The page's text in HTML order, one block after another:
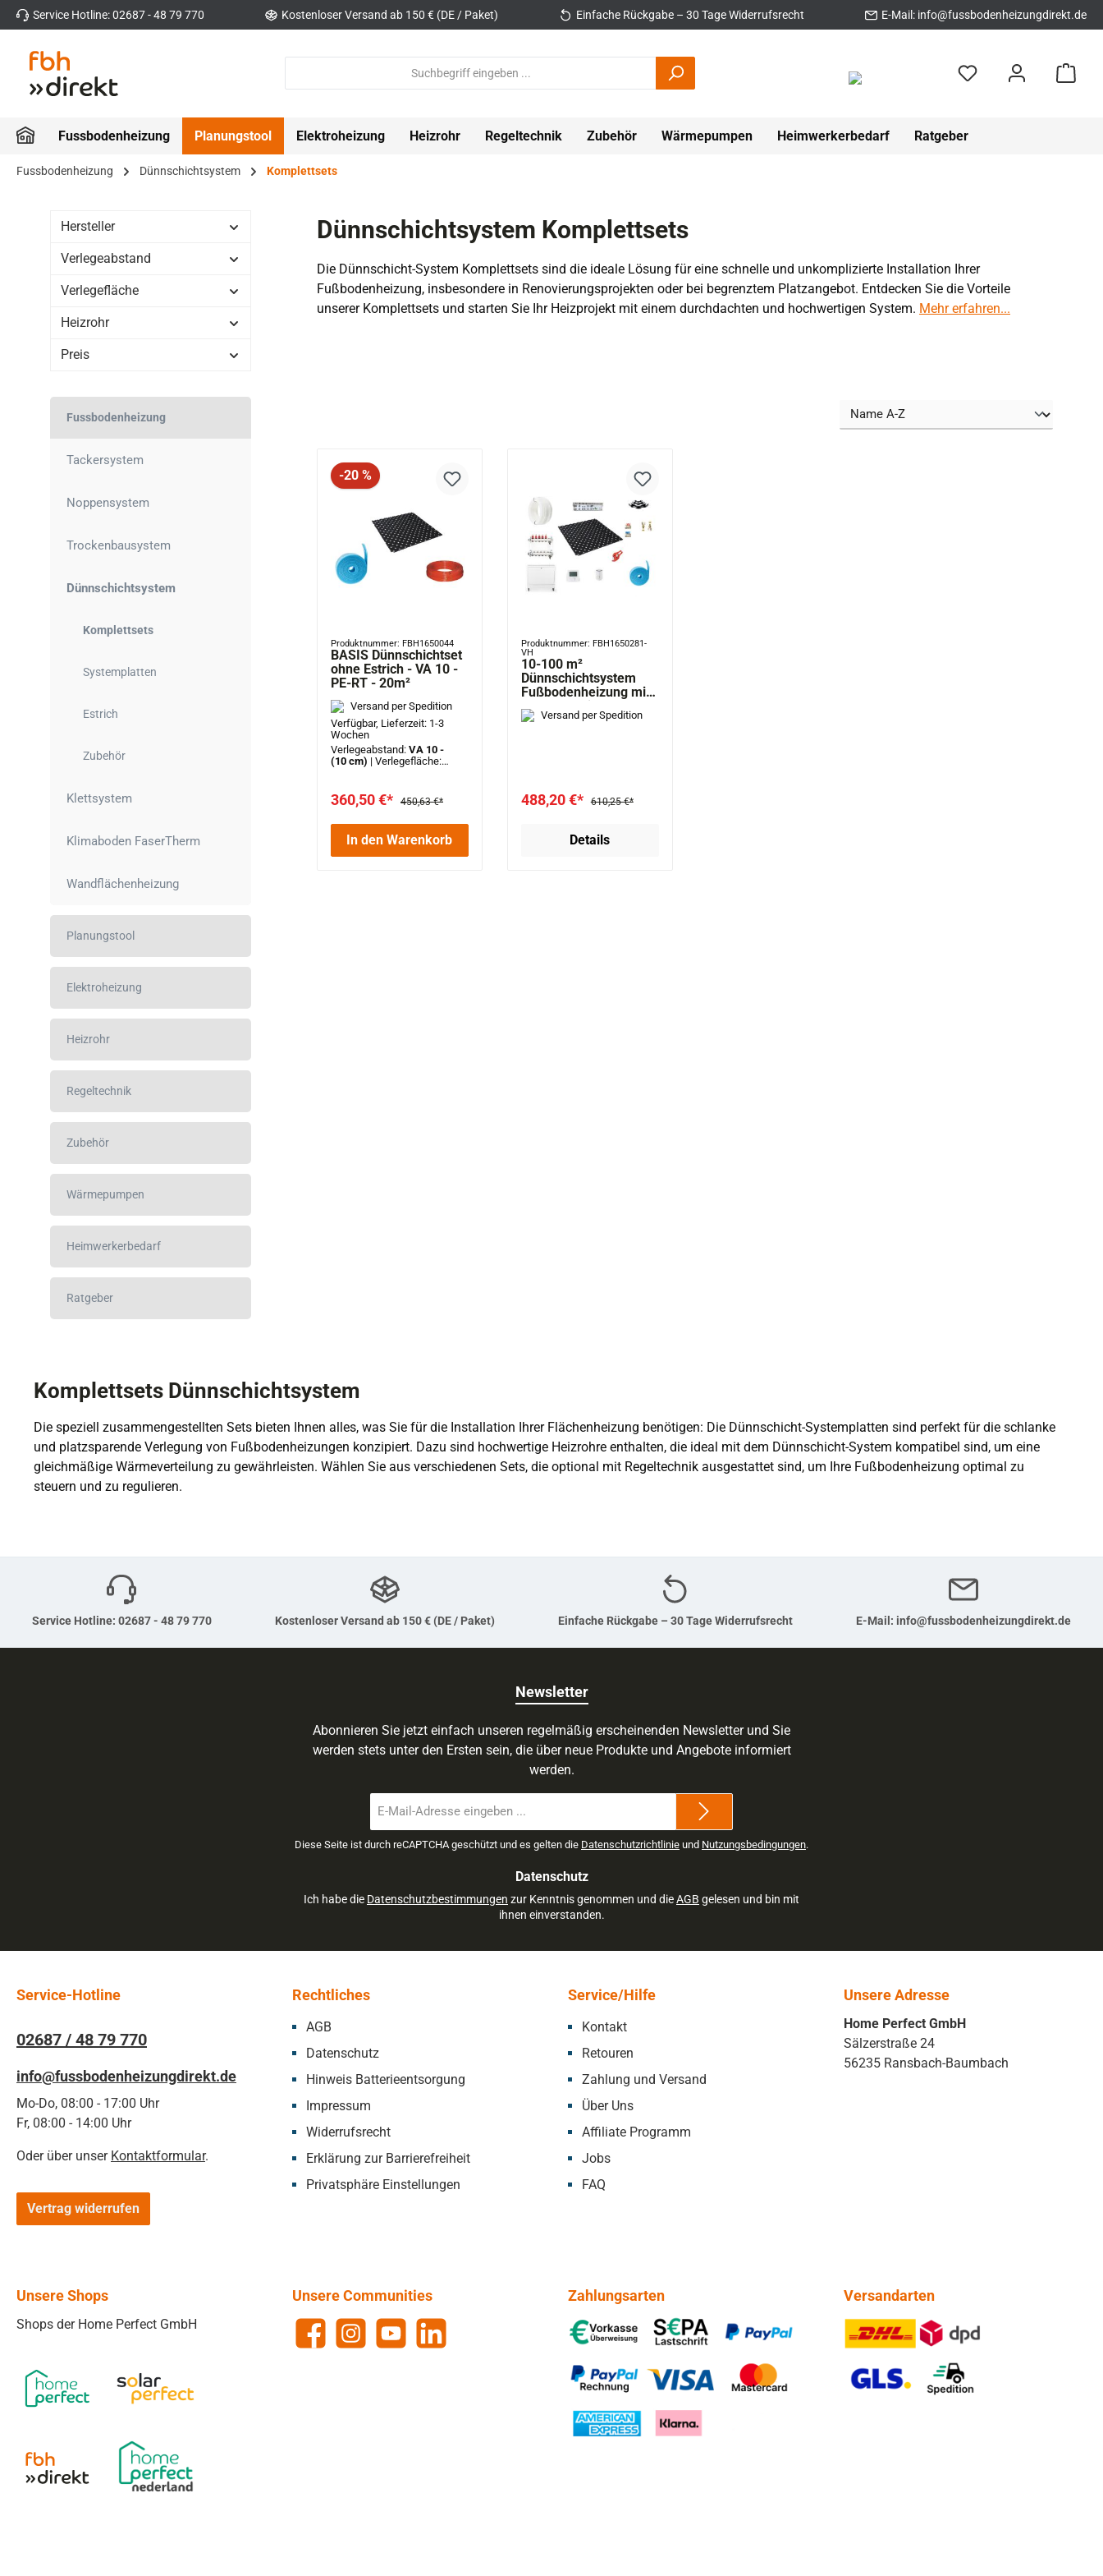
Hauptinhalt springen
Zur Suche springen
Zur Hauptnavigation springen
Service Hotline: 02687 - 48 79 770 Kostenloser Versand ab 150 € (DE / Paket) Einfache Rückgabe – 30 Tage Widerrufsrecht E-Mail: info@fussbodenheizungdirekt.de
Fussbodenheizung Planungstool Elektroheizung Heizrohr Regeltechnik Zubehör Wärmepumpen Heimwerkerbedarf Ratgeber
Fussbodenheizung Dünnschichtsystem Komplettsets
Hersteller
Verlegeabstand
Verlegefläche
Heizrohr
Preis
Fussbodenheizung
Tackersystem
Noppensystem
Trockenbausystem
Dünnschichtsystem
Komplettsets
Systemplatten
Estrich
Zubehör
Klettsystem
Klimaboden FaserTherm
Wandflächenheizung
Planungstool
Elektroheizung
Heizrohr
Regeltechnik
Zubehör
Wärmepumpen
Heimwerkerbedarf
Ratgeber
Dünnschichtsystem Komplettsets
Die Dünnschicht-System Komplettsets sind die ideale Lösung für eine schnelle und unkomplizierte Installation Ihrer
Fußbodenheizung, insbesondere in Renovierungsprojekten oder bei begrenztem Platzangebot. Entdecken Sie die Vorteile
unserer Komplettsets und starten Sie Ihr Heizprojekt mit einem durchdachten und hochwertigen System. Mehr erfahren...
Rabatt
-20 %
Produktnummer: FBH1650044
BASIS Dünnschichtset
ohne Estrich - VA 10 -
PE-RT - 20m²
Versand per Spedition
Verfügbar, Lieferzeit: 1-3
Wochen
Verlegeabstand: VA 10 -
(10 cm) | Verlegefläche:
360,50 €* 450,63 €*
In den Warenkorb
Produktnummer: FBH1650281-
VH
10-100 m²
Dünnschichtsystem
Fußbodenheizung mit
Regeltechnik
Versand per Spedition
488,20 €* 610,25 €*
Details
Komplettsets Dünnschichtsystem
Die speziell zusammengestellten Sets bieten Ihnen alles, was Sie für die Installation Ihrer Flächenheizung benötigen: Die Dünnschicht-Systemplatten sind perfekt für die schlanke
und platzsparende Verlegung von Fußbodenheizungen konzipiert. Dazu sind hochwertige Heizrohre enthalten, die ideal mit dem Dünnschicht-System kompatibel sind, um eine
gleichmäßige Wärmeverteilung zu gewährleisten. Wählen Sie aus verschiedenen Sets, die optional mit Regeltechnik ausgestattet sind, um Ihre Fußbodenheizung optimal zu
steuern und zu regulieren.
Service Hotline: 02687 - 48 79 770 Kostenloser Versand ab 150 € (DE / Paket) Einfache Rückgabe – 30 Tage Widerrufsrecht E-Mail: info@fussbodenheizungdirekt.de
Newsletter
Abonnieren Sie jetzt einfach unseren regelmäßig erscheinenden Newsletter und Sie
werden stets unter den Ersten sein, die über neue Produkte und Angebote informiert
werden.
Mail-
Diese Seite ist durch reCAPTCHA geschützt und es gelten die Datenschutzrichtlinie und Nutzungsbedingungen.
Datenschutz
Ich habe die Datenschutzbestimmungen zur Kenntnis genommen und dieAGB gelesen und bin mit
ihnen einverstanden.
Service-Hotline
02687 / 48 79 770
info@fussbodenheizungdirekt.de
Mo-Do, 08:00 - 17:00 Uhr
Fr, 08:00 - 14:00 Uhr
Oder über unser Kontaktformular.
Vertrag widerrufen
Rechtliches
AGB
Datenschutz
Hinweis Batterieentsorgung
Impressum
Widerrufsrecht
Erklärung zur Barrierefreiheit
Privatsphäre Einstellungen
Service/Hilfe
Kontakt
Retouren
Zahlung und Versand
Über Uns
Affiliate Programm
Jobs
FAQ
Zahlungsarten
Vorkasse, SEPA-Lastschrift, PayPal
Versandarten
Unsere Adresse
Home Perfect GmbH
Sälzerstraße 24
56235 Ransbach-Baumbach
Unsere Communities
FacebookInstagramYouTubeLinkedIn
Unsere Shops
Shops der Home Perfect GmbH